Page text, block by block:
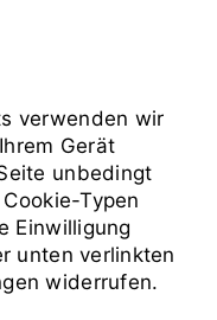
der OTH
MASCHINENBAU
verwenden wir
Gerät
unbedingt
Typen
Einwilligung
unten verlinkten
widerrufen.